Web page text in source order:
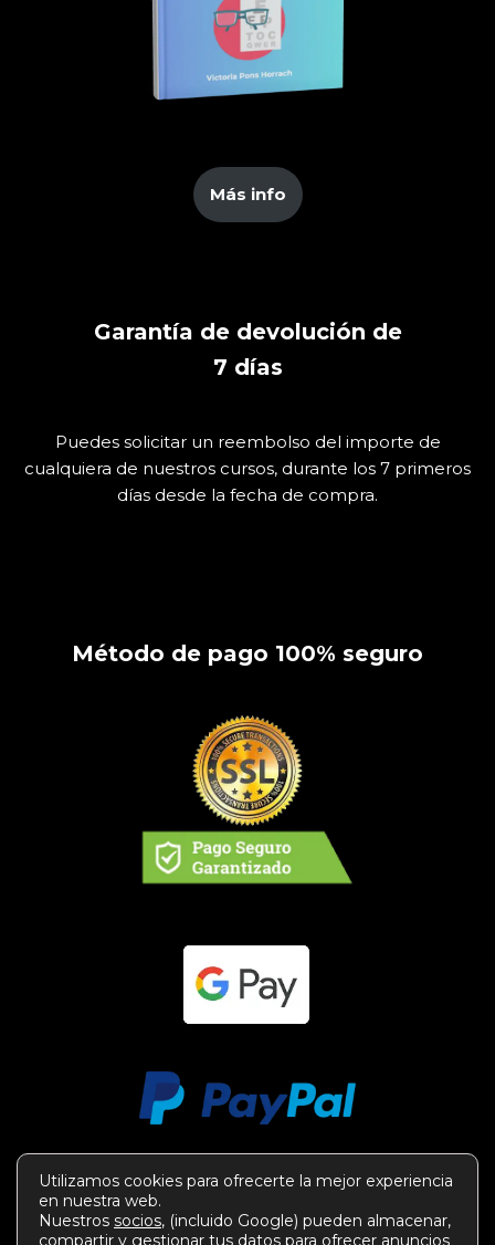
Más info
Garantía de devolución de
7 días
Puedes solicitar un reembolso del importe de
cualquiera de nuestros cursos, durante los 7 primeros
días desde la fecha de compra.
Método de pago 100% seguro
Utilizamos cookies para ofrecerte la mejor experiencia
en nuestra web.
Nuestros socios, (incluido Google) pueden almacenar,
compartir y gestionar tus datos para ofrecer anuncios